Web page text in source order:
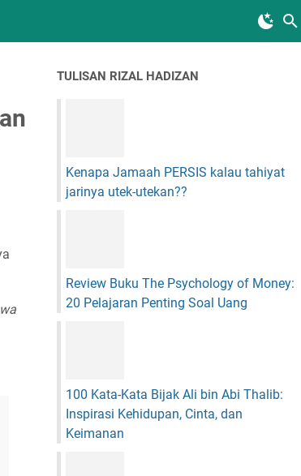
TULISAN RIZAL HADIZAN
Kenapa Jamaah PERSIS kalau tahiyat
jarinya utek-utekan??
Review Buku The Psychology of Money:
20 Pelajaran Penting Soal Uang
100 Kata-Kata Bijak Ali bin Abi Thalib:
Inspirasi Kehidupan, Cinta, dan
Keimanan